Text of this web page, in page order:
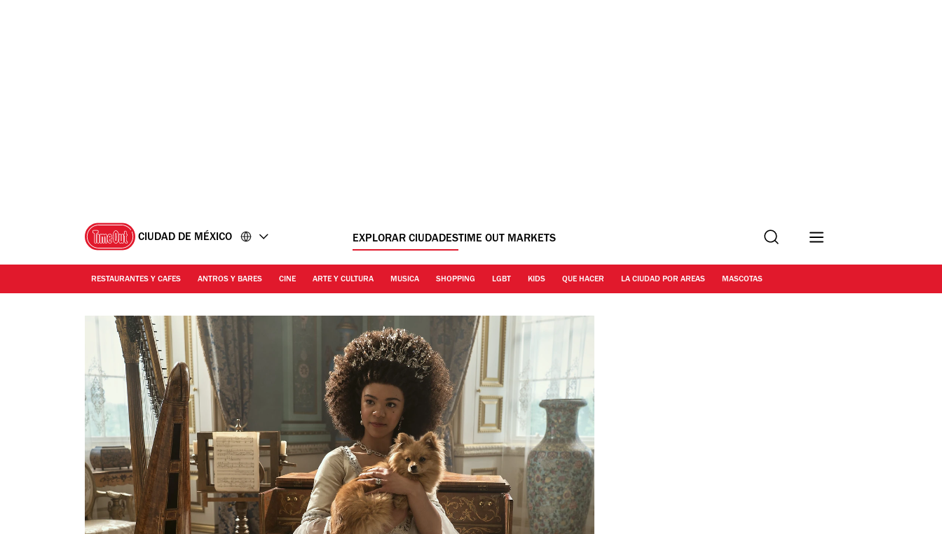
CIUDAD DE MÉXICO EXPLORAR CIUDADESTIME OUT MARKETS Buscar
RESTAURANTES Y CAFES ANTROS Y BARES CINE ARTE Y CULTURA MUSICA SHOPPING LGBT KIDS QUE HACER LA CIUDAD POR AREAS MASCOTAS